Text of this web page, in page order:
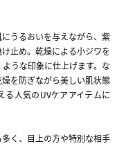
うるおいを与えながら、紫
止め。乾燥による小ジワを
うな印象に仕上げます。な
を防ぎながら美しい肌状態
る人気のUVケアアイテムに
く、目上の方や特別な相手